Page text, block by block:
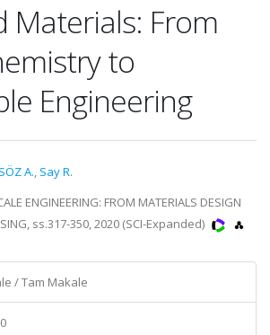
Materials: From
to
Engineering
A., Say R.
ENGINEERING: FROM MATERIALS DESIGN
ss.317-350, 2020 (SCI-Expanded)
/ Tam Makale